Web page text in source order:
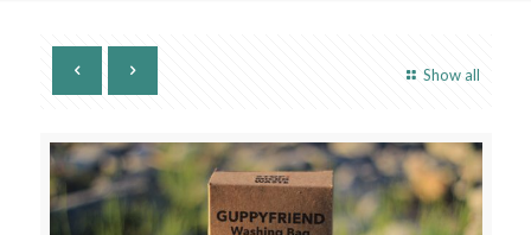
Show all